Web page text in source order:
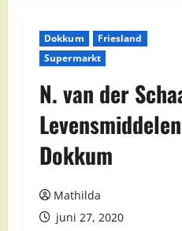
Dokkum
Friesland
Supermarkt
N. van der
Dokkum
Mathilda
juni 27, 2020